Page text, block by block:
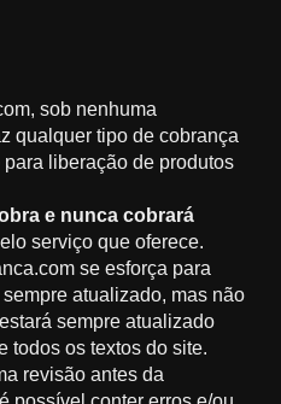
sob nenhuma
qualquer tipo de cobrança
liberação de produtos
e nunca cobrará
serviço que oferece.
se esforça para
atualizado, mas não
sempre atualizado
todos os textos do site.
revisão antes da